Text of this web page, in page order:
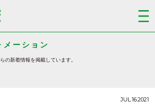
ーション
の新着情報を掲載しています。
JUL.16.2021